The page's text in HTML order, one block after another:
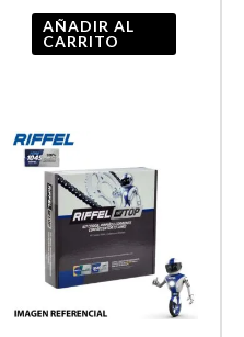
AÑADIR AL
CARRITO